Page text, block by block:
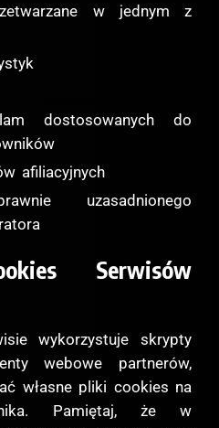
w jednym z
dostosowanych do
afiliacyjnych
uzasadnionego
Serwisów
wykorzystuje skrypty
webowe partnerów,
własne pliki cookies na
Pamiętaj, że w